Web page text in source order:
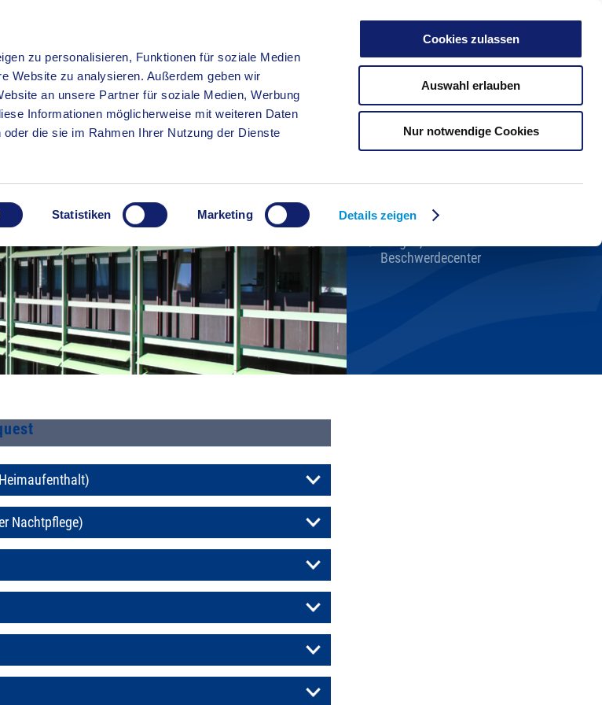
zu personalisieren, Funktionen für soziale Medien
Website zu analysieren. Außerdem geben wir
an unsere Partner für soziale Medien, Werbung
Informationen möglicherweise mit weiteren Daten
die sie im Rahmen Ihrer Nutzung der Dienste
Statistiken Marketing Details zeigen
Cookies zulassen
Auswahl erlauben
Nur notwendige Cookies
WIRTSCHAFT BILDUNG
Kreisverwaltung A-Z
Karriere beim Kreis
Beschwerdecenter
Nachtpflege)